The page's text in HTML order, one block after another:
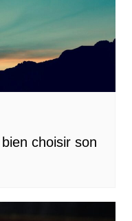
choisir son